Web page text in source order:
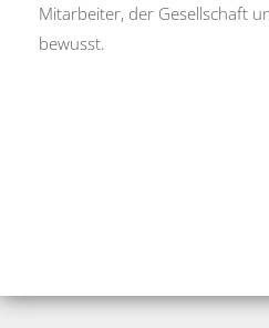
Mitarbeiter, der Gesellschaft
bewusst.